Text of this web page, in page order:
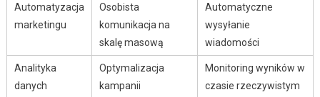
Automatyzacja
marketingu
Osobista
komunikacja na
skalę masową
Automatyczne
wysyłanie
wiadomości
Analityka
danych
Optymalizacja
kampanii
Monitoring wyników w
czasie rzeczywistym